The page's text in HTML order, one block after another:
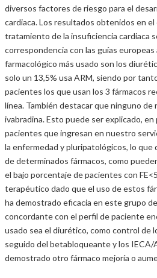
diversos factores de riesgo para el
cardiaca. Los resultados obtenidos en
tratamiento de la insuficiencia cardiaca
correspondencia con las guías europeas
farmacológico más usado son los
solo un 13,5% usa ARM, siendo por
pacientes los que usan los 3 fármacos
línea. También destacar que ninguno
ivabradina. Esto puede ser explicado,
pacientes que ingresan en nuestro
la enfermedad y pluripatológicos, lo que
de determinados fármacos, como
el bajo porcentaje de pacientes con
terapéutico dado que el uso de estos
ha demostrado eficacia en este grupo
concordante con el perfil de paciente
usado sea el diurético, como control de
seguido del betabloqueante y los IECA/
demostrado otro fármaco mejoría o